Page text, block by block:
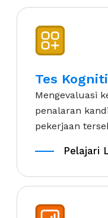
Tes
Mengevaluasi
penalaran
pekerjaan
Pelajari
Pelajari Lebih